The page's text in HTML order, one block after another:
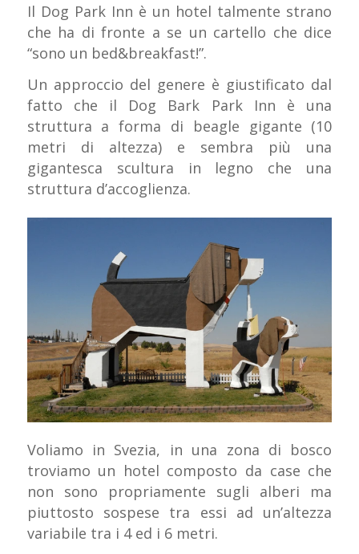
Il Dog Park Inn è un hotel talmente strano
che ha di fronte a se un cartello che dice
“sono un bed&breakfast!”.
Un approccio del genere è giustificato dal
fatto che il Dog Bark Park Inn è una
struttura a forma di beagle gigante (10
metri di altezza) e sembra più una
gigantesca scultura in legno che una
struttura d’accoglienza.
Voliamo in Svezia, in una zona di bosco
troviamo un hotel composto da case che
non sono propriamente sugli alberi ma
piuttosto sospese tra essi ad un’altezza
variabile tra i 4 ed i 6 metri.